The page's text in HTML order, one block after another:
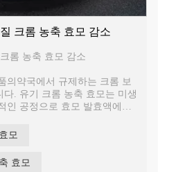
크롬 농축 효모 감소
롬 농축 효모 감소
의약국에서 규제하는 크롬 보
. 유기 크롬 농축 효모는 미생
인 공정으로 효모 발효액에서
모
효모